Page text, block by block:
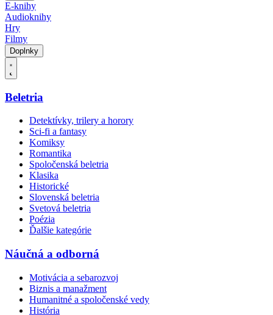
E-knihy
Audioknihy
Hry
Filmy
Doplnky
Beletria
Detektívky, trilery a horory
Sci-fi a fantasy
Komiksy
Romantika
Spoločenská beletria
Klasika
Historické
Slovenská beletria
Svetová beletria
Poézia
Ďalšie kategórie
Náučná a odborná
Motivácia a sebarozvoj
Biznis a manažment
Humanitné a spoločenské vedy
História